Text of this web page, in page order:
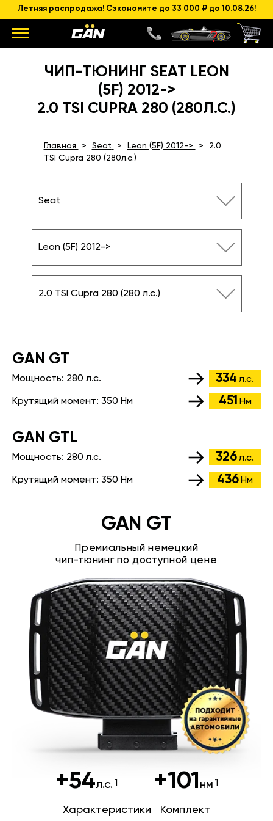
Летняя распродажа! Сэкономите до 33 000 ₽ до 10.08.26!
ЧИП-ТЮНИНГ SEAT LEON
(5F) 2012->
2.0 TSI CUPRA 280 (280Л.С.)
Главная Seat Leon (5F) 2012->
2.0
TSI Cupra 280 (280л.с.)
Seat
Leon (5F) 2012->
2.0 TSI Cupra 280 (280 л.с.)
GАN GT
Мощность: 280 л.с. 334 л.с.
Крутящий момент: 350 Нм 451 Нм
GАN GTL
Мощность: 280 л.с. 326л.с.
Крутящий момент: 350 Нм 436 Нм
GAN GT
Премиальный немецкий
чип-тюнинг по доступной цене
+54л.с. +101 нм
Характеристики Комплект